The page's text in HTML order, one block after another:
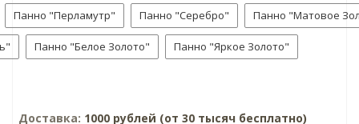
Панно "Перламутр" Панно "Серебро" Панно "Матовое
Панно "Белое Золото" Панно "Яркое Золото"
Доставка: 1000 рублей (от 30 тысяч бесплатно)